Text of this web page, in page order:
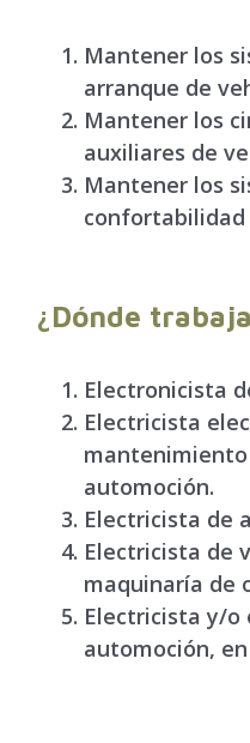
Mantener los
arranque de
Mantener los
auxiliares de
Mantener los
confortabilidad
¿Dónde
Electronicista
Electricista
automoción.
Electricista de
Electricista de
maquinaría de
Electricista y/o
automoción,